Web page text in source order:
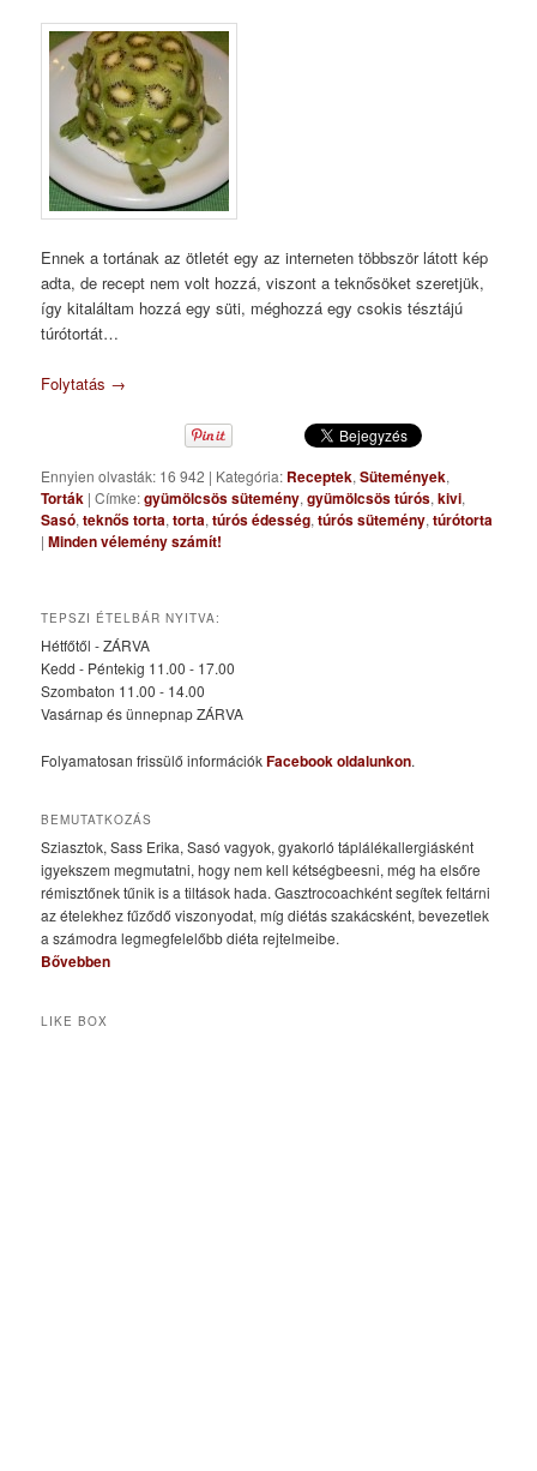
Ennek a tortának az ötletét egy az interneten többször látott kép
adta, de recept nem volt hozzá, viszont a teknősöket szeretjük,
így kitaláltam hozzá egy süti, méghozzá egy csokis tésztájú
túrótortát…
Folytatás →
Ennyien olvasták: 16 942 | Kategória: Receptek,Sütemények,
Torták |Címke:gyümölcsös sütemény,gyümölcsös túrós,kivi,
Sasó,teknős torta,torta,túrós édesség,túrós sütemény,túrótorta
|Minden vélemény számít!
TEPSZI ÉTELBÁR NYITVA:
Hétfőtől - ZÁRVA
Kedd - Péntekig 11.00 - 17.00
Szombaton 11.00 - 14.00
Vasárnap és ünnepnap ZÁRVA
Folyamatosan frissülő információkFacebook oldalunkon.
BEMUTATKOZÁS
Sziasztok, Sass Erika, Sasó vagyok, gyakorló táplálékallergiásként
igyekszem megmutatni, hogy nem kell kétségbeesni, még ha elsőre
rémisztőnek tűnik is a tiltások hada. Gasztrocoachként segítek feltárni
az ételekhez fűződő viszonyodat, míg diétás szakácsként, bevezetlek
a számodra legmegfelelőbb diéta rejtelmeibe.
Bővebben
LIKE BOX